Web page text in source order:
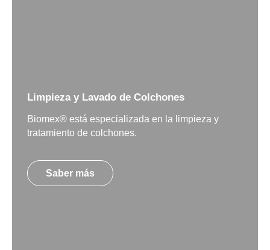
Limpieza y Lavado de Colchones
Biomex® está especializada en la limpieza y
tratamiento de colchones.
Saber más